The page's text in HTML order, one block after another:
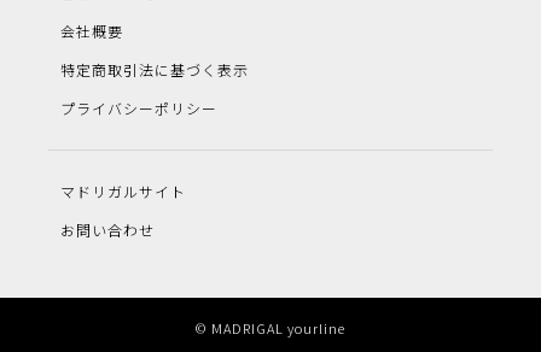
会社概要
特定商取引法に基づく表示
プライバシーポリシー
マドリガルサイト
お問い合わせ
© MADRIGAL yourline